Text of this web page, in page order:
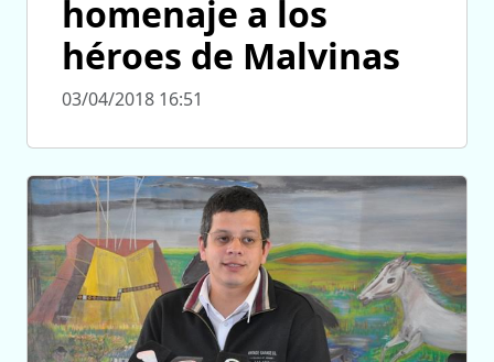
homenaje a los
héroes de Malvinas
03/04/2018 16:51